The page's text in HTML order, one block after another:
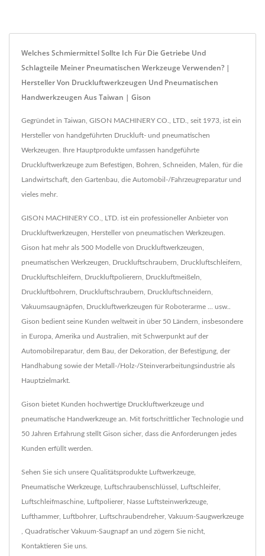
Welches Schmiermittel Sollte Ich Für Die Getriebe Und
Schlagteile Meiner Pneumatischen Werkzeuge Verwenden? |
Hersteller Von Druckluftwerkzeugen Und Pneumatischen
Handwerkzeugen Aus Taiwan | Gison
Gegründet in Taiwan, GISON MACHINERY CO., LTD., seit 1973, ist ein
Hersteller von handgeführten Druckluft- und pneumatischen
Werkzeugen. Ihre Hauptprodukte umfassen handgeführte
Druckluftwerkzeuge zum Befestigen, Bohren, Schneiden, Malen, für die
Landwirtschaft, den Gartenbau, die Automobil-/Fahrzeugreparatur und
vieles mehr.
GISON MACHINERY CO., LTD. ist ein professioneller Anbieter von
Druckluftwerkzeugen, Hersteller von pneumatischen Werkzeugen.
Gison hat mehr als 500 Modelle von Druckluftwerkzeugen,
pneumatischen Werkzeugen, Druckluftschraubern, Druckluftschleifern,
Druckluftschleifern, Druckluftpolierern, Druckluftmeißeln,
Druckluftbohrern, Druckluftschraubern, Druckluftschneidern,
Vakuumsaugnäpfen, Druckluftwerkzeugen für Roboterarme ... usw..
Gison bedient seine Kunden weltweit in über 50 Ländern, insbesondere
in Europa, Amerika und Australien, mit Schwerpunkt auf der
Automobilreparatur, dem Bau, der Dekoration, der Befestigung, der
Handhabung sowie der Metall-/Holz-/Steinverarbeitungsindustrie als
Hauptzielmarkt.
Gison bietet Kunden hochwertige Druckluftwerkzeuge und
pneumatische Handwerkzeuge an. Mit fortschrittlicher Technologie und
50 Jahren Erfahrung stellt Gison sicher, dass die Anforderungen jedes
Kunden erfüllt werden.
Sehen Sie sich unsere Qualitätsprodukte Luftwerkzeuge
Pneumatische Werkzeuge Luftschraubenschlüssel Luftschleifer,
Luftschleifmaschine Luftpolierer, Nasse Luftsteinwerkzeuge
Lufthammer, Luftbohrer, Luftschraubendreher, Vakuum-Saugwerkzeuge
Quadratischer Vakuum-Saugnapf an und zögern Sie nicht,
Kontaktieren Sie uns